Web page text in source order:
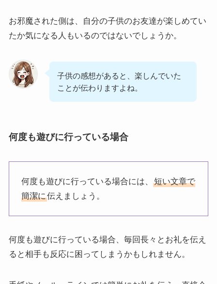
お邪魔された側は、自分の子供のお友達が楽しめてい
たか気になる人もいるのではないでしょうか。
子供の感想があると、楽しんでいた
ことが伝わりますよね。
何度も遊びに行っている場合
何度も遊びに行っている場合には、短い文章で
簡潔に伝えましょう。
何度も遊びに行っている場合、毎回長々とお礼を伝え
ると相手も反応に困ってしまうかもしれません。